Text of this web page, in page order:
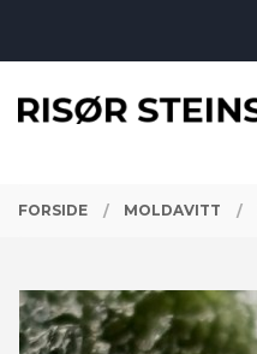
FORSIDE MOLDAVITT